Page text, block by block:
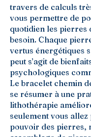
travers de calculs
vous permettre de
quotidien les pierres
besoin. Chaque
vertus énergétiques
peut s’agit de
psychologiques
Le bracelet chemin
se résumer à une
lithothérapie
seulement vous
pouvoir des pierres,